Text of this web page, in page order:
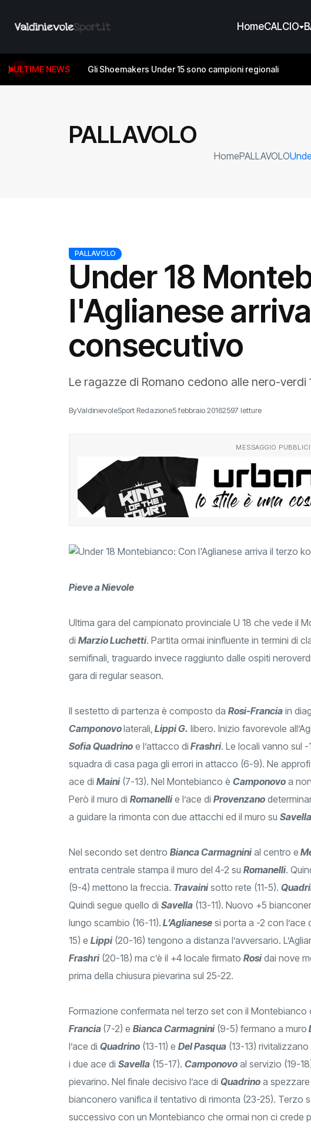
HomeCALCIO
ULTIME NEWS Gli Shoemakers Under 15 sono campioni regionali
PALLAVOLO
HomePALLAVOLO
PALLAVOLO
Under 18
l'Aglianese
consecutivo
Le ragazze di Romano cedono alle nero-verdi
ByValdinievoleSport Redazione5 febbraio 20162597 letture
MESSAGGIO
Pieve a Nievole
Ultima gara del campionato provinciale U 18 che vede il
di Marzio Luchetti. Partita ormai ininfluente in termini di
semifinali, traguardo invece raggiunto dalle ospiti
gara di regular season.
Il sestetto di partenza è composto da Rosi-Francia in
Camponovolaterali, Lippi G. libero. Inizio favorevole
Sofia Quadrino e l’attacco di Frashri. Le locali vanno sul -
squadra di casa paga gli errori in attacco (6-9). Ne
ace di Maini(7-13). Nel Montebianco è Camponovo a
Però il muro di Romanellie l’ace di Provenzano
a guidare la rimonta con due attacchi ed il muro su Savella
Nel secondo set dentro Bianca Carmagninial centro e
entrata centrale stampa il muro del 4-2 su Romanelli.
(9-4) mettono la freccia. Travainisotto rete (11-5).
Quindi segue quello di Savella (13-11). Nuovo +5
lungo scambio (16-11). L’Aglianese si porta a -2 con l’ace
15) e Lippi(20-16) tengono a distanza l’avversario.
Frashri(20-18) ma c’è il +4 locale firmato Rosidai nove
prima della chiusura pievarina sul 25-22.
Formazione confermata nel terzo set con il Montebianco
Francia (7-2) e Bianca Carmagnini(9-5) fermano a muro
l’ace di Quadrino (13-11) e Del Pasqua (13-13)
i due ace di Savella (15-17). Camponovo al servizio (19-
pievarino. Nel finale decisivo l’ace di Quadrino a spezzare
bianconero vanifica il tentativo di rimonta (23-25). Terzo
successivo con un Montebianco che ormai non ci crede